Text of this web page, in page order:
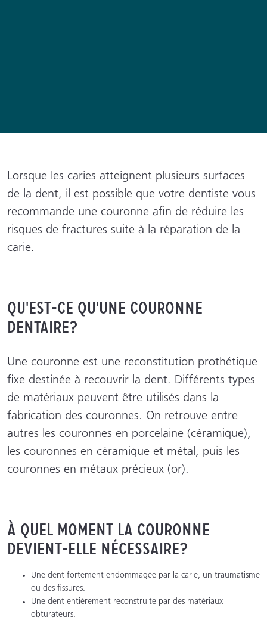
Lorsque les caries atteignent plusieurs surfaces
de la dent, il est possible que votre dentiste vous
recommande une couronne afin de réduire les
risques de fractures suite à la réparation de la
carie.
Qu'est-ce qu'une couronne
dentaire?
Une couronne est une reconstitution prothétique
fixe destinée à recouvrir la dent. Différents types
de matériaux peuvent être utilisés dans la
fabrication des couronnes. On retrouve entre
autres les couronnes en porcelaine (céramique),
les couronnes en céramique et métal, puis les
couronnes en métaux précieux (or).
À quel moment la couronne
devient-elle nécessaire?
Une dent fortement endommagée par la carie, un traumatisme
ou des fissures.
Une dent entièrement reconstruite par des matériaux
obturateurs.